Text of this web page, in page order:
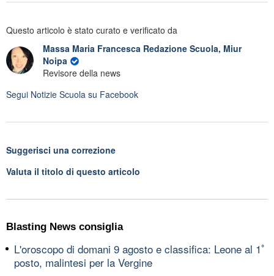
Questo articolo è stato curato e verificato da
Massa Maria Francesca Redazione Scuola, Miur
Noipa
Revisore della news
Segui Notizie Scuola su Facebook
Suggerisci una correzione
Valuta il titolo di questo articolo
Blasting News consiglia
L'oroscopo di domani 9 agosto e classifica: Leone al 1ﾟ
posto, malintesi per la Vergine